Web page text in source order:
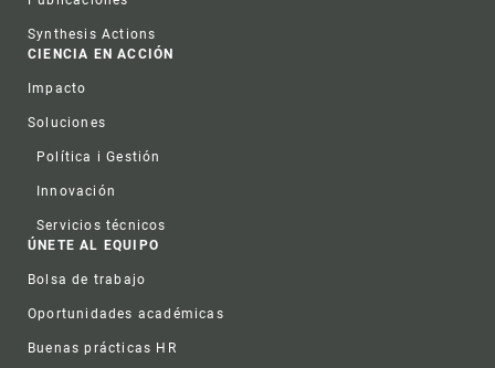
Synthesis Actions
CIENCIA EN ACCIÓN
Impacto
Soluciones
Política i Gestión
Innovación
Servicios técnicos
ÚNETE AL EQUIPO
Bolsa de trabajo
Oportunidades académicas
Buenas prácticas HR